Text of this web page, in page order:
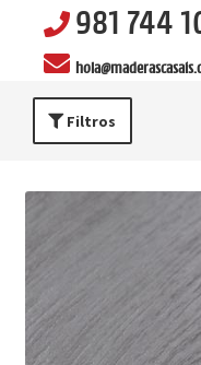
981 744
Filtros